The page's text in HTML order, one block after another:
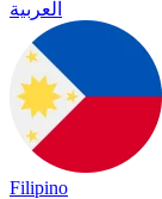
العربية
Filipino